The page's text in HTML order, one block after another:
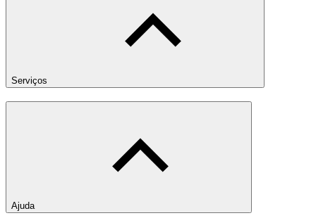
Serviços
Ajuda